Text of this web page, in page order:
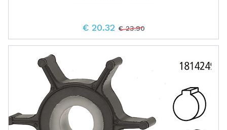
€ 20.32 € 23.90